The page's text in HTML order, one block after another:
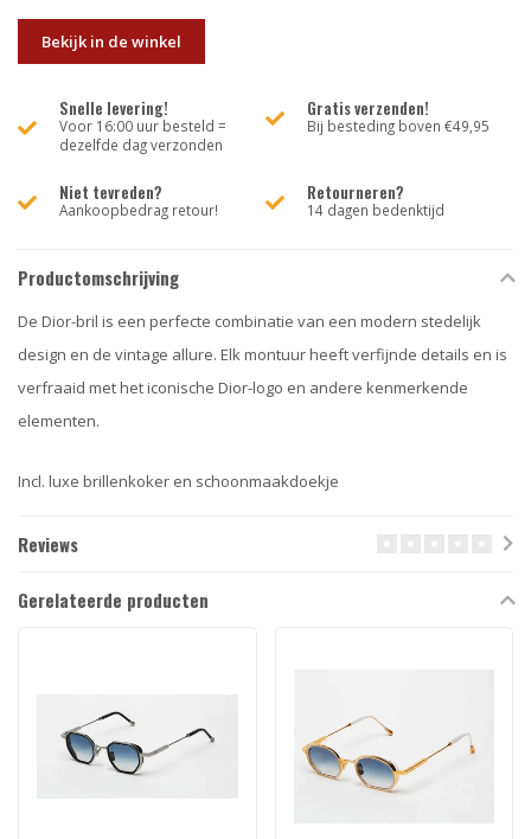
Bekijk in de winkel
Snelle levering!
Voor 16:00 uur besteld =
dezelfde dag verzonden
Gratis verzenden!
Bij besteding boven €49,95
Niet tevreden?
Aankoopbedrag retour!
Retourneren?
14 dagen bedenktijd
Productomschrijving
De Dior-bril is een perfecte combinatie van een modern stedelijk
design en de vintage allure. Elk montuur heeft verfijnde details en is
verfraaid met het iconische Dior-logo en andere kenmerkende
elementen.
Incl. luxe brillenkoker en schoonmaakdoekje
Reviews
Gerelateerde producten